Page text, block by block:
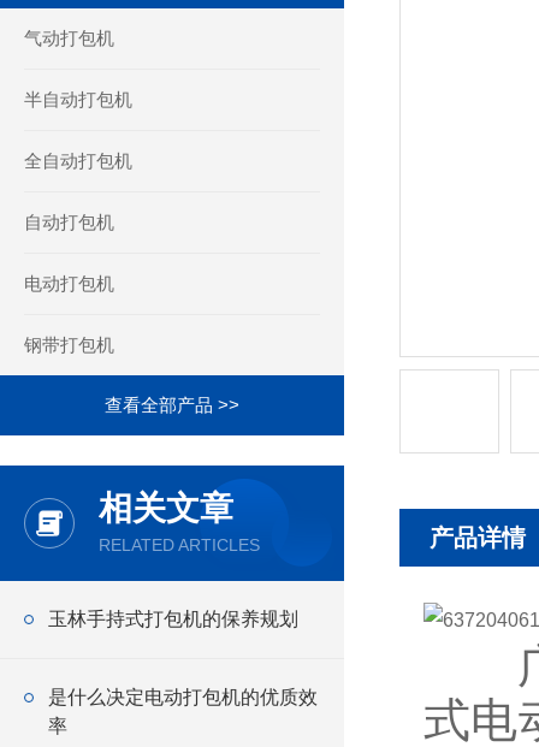
气动打包机
半自动打包机
全自动打包机
自动打包机
电动打包机
钢带打包机
查看全部产品 >>
相关文章
RELATED ARTICLES
玉林手持式打包机的保养规划
是什么决定电动打包机的优质效
率
产品详情
广
式电